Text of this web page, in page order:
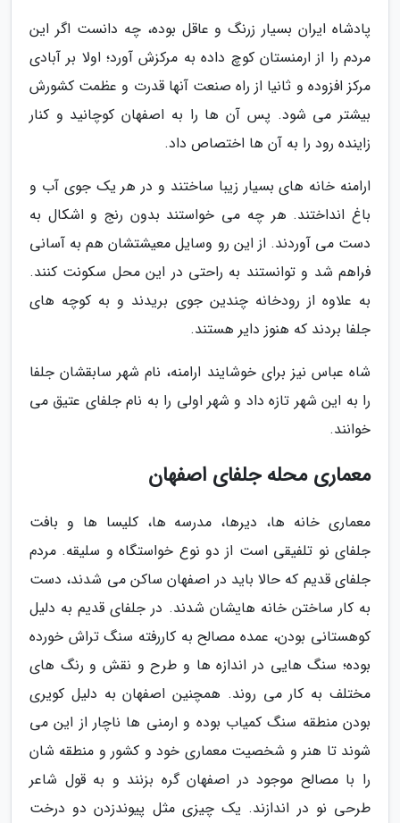
پادشاه ایران بسیار زرنگ و عاقل بوده، چه دانست اگر این
مردم را از ارمنستان کوچ داده به مرکزش آورد؛ اولا بر آبادی
مرکز افزوده و ثانیا از راه صنعت آنها قدرت و عظمت کشورش
بیشتر می شود. پس آن ها را به اصفهان کوچانید و کنار
زاینده رود را به آن ها اختصاص داد.
ارامنه خانه های بسیار زیبا ساختند و در هر یک جوی آب و
باغ انداختند. هر چه می خواستند بدون رنج و اشکال به
دست می آوردند. از این رو وسایل معیشتشان هم به آسانی
فراهم شد و توانستند به راحتی در این محل سکونت کنند.
به علاوه از رودخانه چندین جوی بریدند و به کوچه های
جلفا بردند که هنوز دایر هستند.
شاه عباس نیز برای خوشایند ارامنه، نام شهر سابقشان جلفا
را به این شهر تازه داد و شهر اولی را به نام جلفای عتیق می
خوانند.
معماری محله جلفای اصفهان
معماری خانه ها، دیرها، مدرسه ها، کلیسا ها و بافت
جلفای نو تلفیقی است از دو نوع خواستگاه و سلیقه. مردم
جلفای قدیم که حالا باید در اصفهان ساکن می شدند، دست
به کار ساختن خانه هایشان شدند. در جلفای قدیم به دلیل
کوهستانی بودن، عمده مصالح به کاررفته سنگ تراش خورده
بوده؛ سنگ هایی در اندازه ها و طرح و نقش و رنگ های
مختلف به کار می روند. همچنین اصفهان به دلیل کویری
بودن منطقه سنگ کمیاب بوده و ارمنی ها ناچار از این می
شوند تا هنر و شخصیت معماری خود و کشور و منطقه شان
را با مصالح موجود در اصفهان گره بزنند و به قول شاعر
طرحی نو در اندازند. یک چیزی مثل پیوندزدن دو درخت